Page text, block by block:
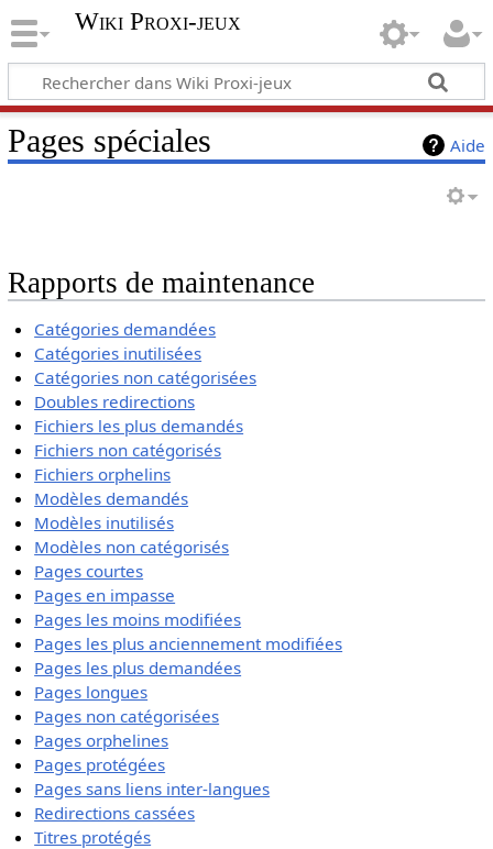
Wiki Proxi-jeux
Aide
Pages spéciales
Rapports de maintenance
Catégories demandées
Catégories inutilisées
Catégories non catégorisées
Doubles redirections
Fichiers les plus demandés
Fichiers non catégorisés
Fichiers orphelins
Modèles demandés
Modèles inutilisés
Modèles non catégorisés
Pages courtes
Pages en impasse
Pages les moins modifiées
Pages les plus anciennement modifiées
Pages les plus demandées
Pages longues
Pages non catégorisées
Pages orphelines
Pages protégées
Pages sans liens inter-langues
Redirections cassées
Titres protégés